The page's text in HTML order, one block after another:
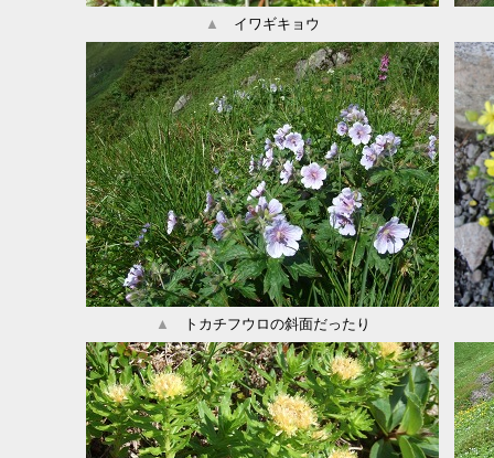
▲ イワギキョウ
▲ トカチフウロの斜面だったり